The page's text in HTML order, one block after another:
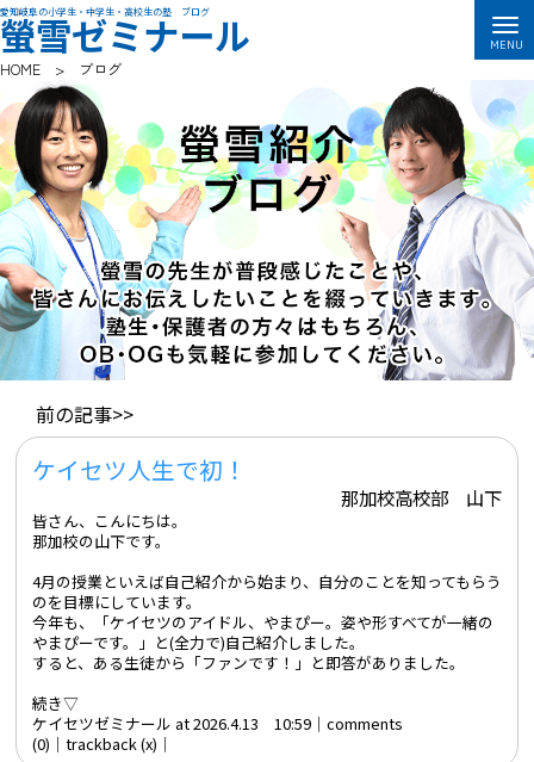
愛知岐阜の小学生・中学生・高校生の塾 ブログ
螢雪ゼミナール
HOME > ブログ
前の記事>>
ケイセツ人生で初！
那加校高校部 山下
皆さん、こんにちは。
那加校の山下です。
4月の授業といえば自己紹介から始まり、自分のことを知ってもらう
のを目標にしています。
今年も、「ケイセツのアイドル、やまぴー。姿や形すべてが一緒の
やまぴーです。」と(全力で)自己紹介しました。
すると、ある生徒から「ファンです！」と即答がありました。
続き▽
ケイセツゼミナール at 2026.4.13 10:59│ comments
(0) │trackback (x)│